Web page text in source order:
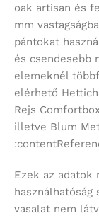
oak artisan és
mm
pántokat
és csendesebb
elemeknél
elérhető
Rejs
illetve Blum
Ezek az adatok
használhatóság
vasalat nem